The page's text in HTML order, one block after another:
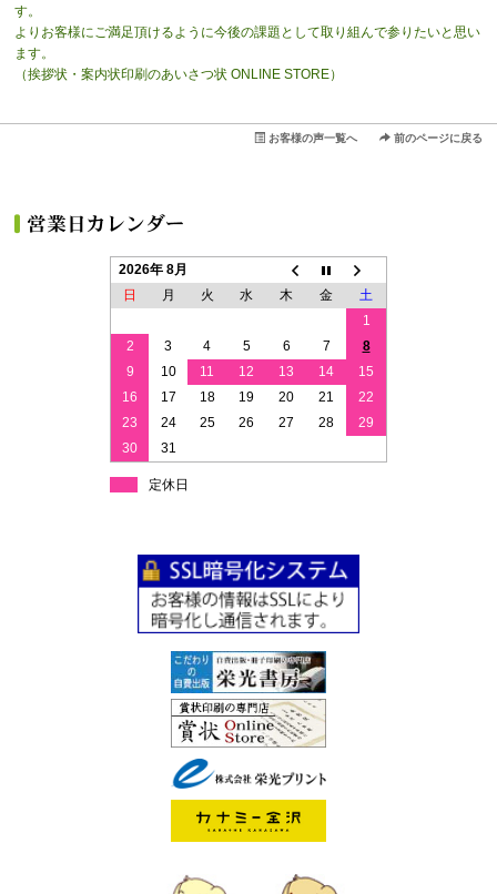
す。
よりお客様にご満足頂けるように今後の課題として取り組んで参りたいと思い
ます。
（挨拶状・案内状印刷のあいさつ状 ONLINE STORE）
お客様の声一覧へ 前のページに戻る
2026年 8月
日
月 火 水 木 金
土
1
2
3 4 5 6 7
8
9
10 11 12 13 14
15
16
17 18 19 20 21
22
23
24 25 26 27 28
29
30
31
定休日